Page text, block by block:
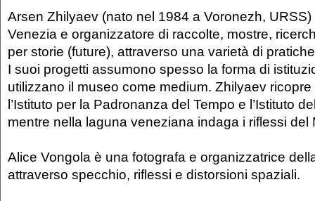
Arsen Zhilyaev (nato nel 1984 a Voronezh,
Venezia e organizzatore di raccolte, mostre,
per storie (future), attraverso una varietà di
I suoi progetti assumono spesso la forma di
utilizzano il museo come medium. Zhilyaev
l’Istituto per la Padronanza del Tempo e l’Istituto
mentre nella laguna veneziana indaga i riflessi del
Alice Vongola è una fotografa e organizzatrice
attraverso specchio, riflessi e distorsioni spaziali.